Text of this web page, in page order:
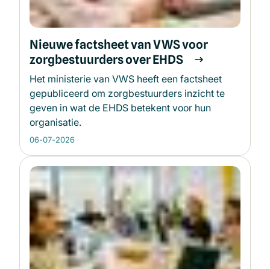
Nieuwe factsheet van VWS voor
zorgbestuurders over EHDS
Het ministerie van VWS heeft een factsheet
gepubliceerd om zorgbestuurders inzicht te
geven in wat de EHDS betekent voor hun
organisatie.
06-07-2026